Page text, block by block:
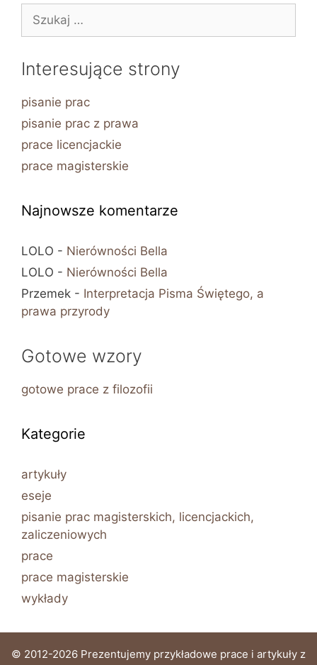
Interesujące strony
pisanie prac
pisanie prac z prawa
prace licencjackie
prace magisterskie
Najnowsze komentarze
LOLO - Nierówności Bella
LOLO - Nierówności Bella
Przemek - Interpretacja Pisma Świętego, a
prawa przyrody
Gotowe wzory
gotowe prace z filozofii
Kategorie
artykuły
eseje
pisanie prac magisterskich, licencjackich,
zaliczeniowych
prace
prace magisterskie
wykłady
© 2012-2026 Prezentujemy przykładowe prace i artykuły z